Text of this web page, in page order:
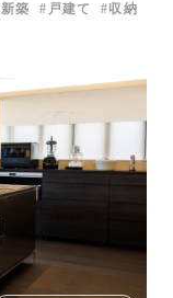
新築 戸建て
収納